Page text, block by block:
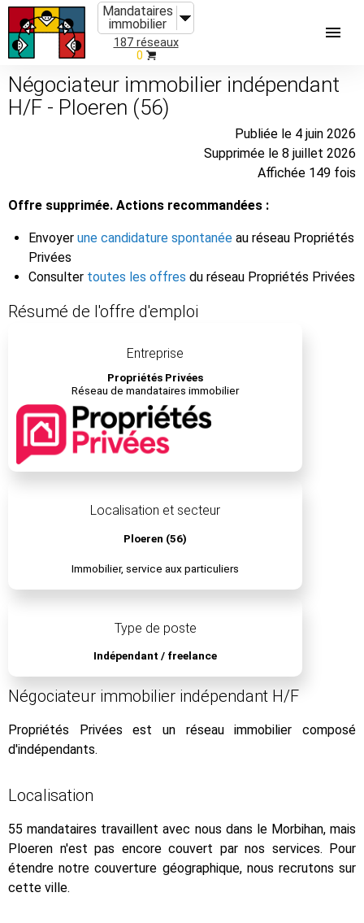
Mandataires
immobilier
187 réseaux
0
Négociateur immobilier indépendant
H/F - Ploeren (56)
Publiée le 4 juin 2026
Supprimée le 8 juillet 2026
Affichée 149 fois
Offre supprimée. Actions recommandées :
Envoyer une candidature spontanée au réseau Propriétés
Privées
Consulter toutes les offres du réseau Propriétés Privées
Résumé de l'offre d'emploi
Entreprise
Propriétés Privées
Réseau de mandataires immobilier
Localisation et secteur
Ploeren (56)
Immobilier, service aux particuliers
Type de poste
Indépendant / freelance
Négociateur immobilier indépendant H/F
Propriétés Privées est un réseau immobilier composé
d'indépendants.
Localisation
55 mandataires travaillent avec nous dans le Morbihan, mais
Ploeren n'est pas encore couvert par nos services. Pour
étendre notre couverture géographique, nous recrutons sur
cette ville.